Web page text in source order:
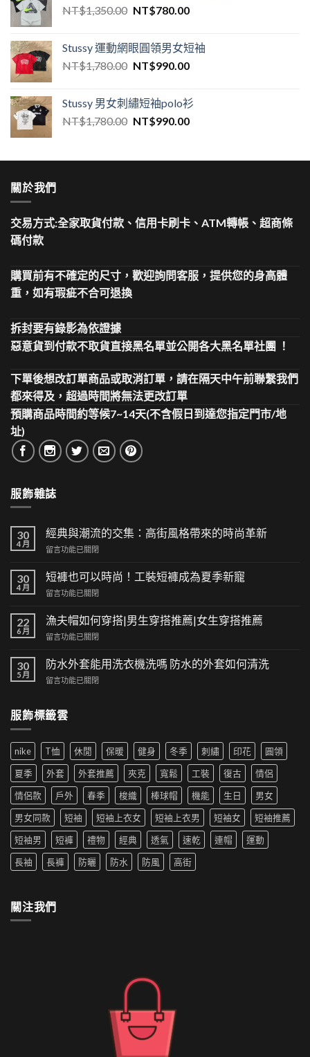
NT$1,350.00 NT$780.00
Stussy 運動網眼圓領男女短袖
NT$1,780.00 NT$990.00
Stussy 男女刺繡短袖polo衫
NT$1,780.00 NT$990.00
關於我們
交易方式:全家取貨付款、信用卡刷卡、ATM轉帳、超商條
碼付款
購買前有不確定的尺寸，歡迎詢問客服，提供您的身高體
重，如有瑕疵不合可退換
拆封要有錄影為依證據
惡意貨到付款不取貨直接黑名單並公開各大黑名單社團 ！
下單後想改訂單商品或取消訂單，請在隔天中午前聯繫我們
都來得及，超過時間將無法更改訂單
預購商品時間約等候7~14天(不含假日到達您指定門市/地
址)
服飾雜誌
30
4 月
經典與潮流的交集：高街風格帶來的時尚革新
在
典
與
潮
的
交
集：
街
風
來
尚
革
新〉
中
留言功能已關閉
30
4 月
短褲也可以時尚！工裝短褲成為夏季新寵
在
褲
也
可
時
尚！
工
短
褲
為
夏
季
新
寵〉
中
留言功能已關閉
22
6 月
漁夫帽如何穿搭|男生穿搭推薦|女生穿搭推薦
在
夫
帽
如
搭|
生
穿
搭
推
薦|
女
生
穿
推
薦〉
中
留言功能已關閉
30
5 月
防水外套能用洗衣機洗嗎 防水的外套如何清洗
在
外
用
洗
衣
機
嗎
防
水
外
套
清
洗〉
留言功能已關閉
服飾標籤雲
nike T恤 休閒 保暖 健身 冬季 刺繡 印花
圓領
夏季
外套 外套推薦 夾克 寬鬆 工裝 復古
情侶
情侶款
戶外 春季 梭織 棒球帽 機能 生日
男女
男女同款
短袖 短袖上衣女 短袖上衣男 短袖女
短袖推薦
短袖男
短褲 禮物 經典 透氣 速乾 連帽
運動
長袖
長褲 防曬 防水 防風 高街
關注我們